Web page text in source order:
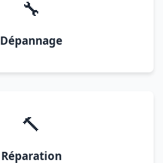
🔧
Dépannage
🔨
Réparation